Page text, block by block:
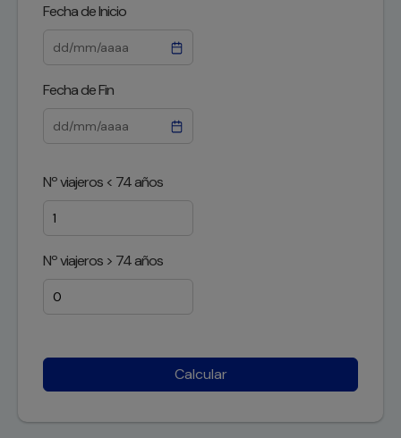
Fecha de Inicio
Fecha de Fin
Nº viajeros < 74 años
Nº viajeros > 74 años